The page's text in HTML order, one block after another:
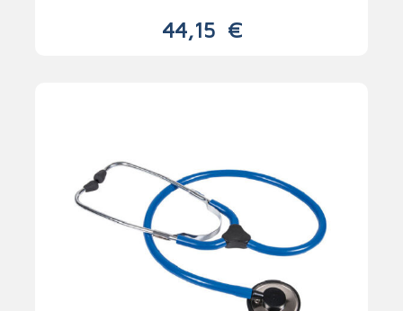
44,15 €